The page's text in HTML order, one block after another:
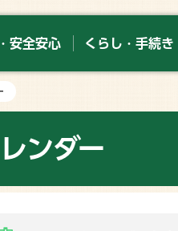
安全安心 くらし・手続き
ンダー